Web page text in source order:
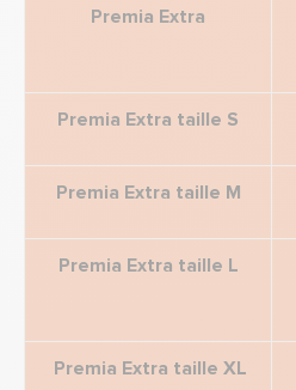
Premia Extra
Premia Extra taille S
Premia Extra taille M
Premia Extra taille L
Premia Extra taille XL